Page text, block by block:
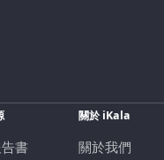
書
關於 iKala
關於我們